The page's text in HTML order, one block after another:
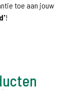
toe aan jouw
!